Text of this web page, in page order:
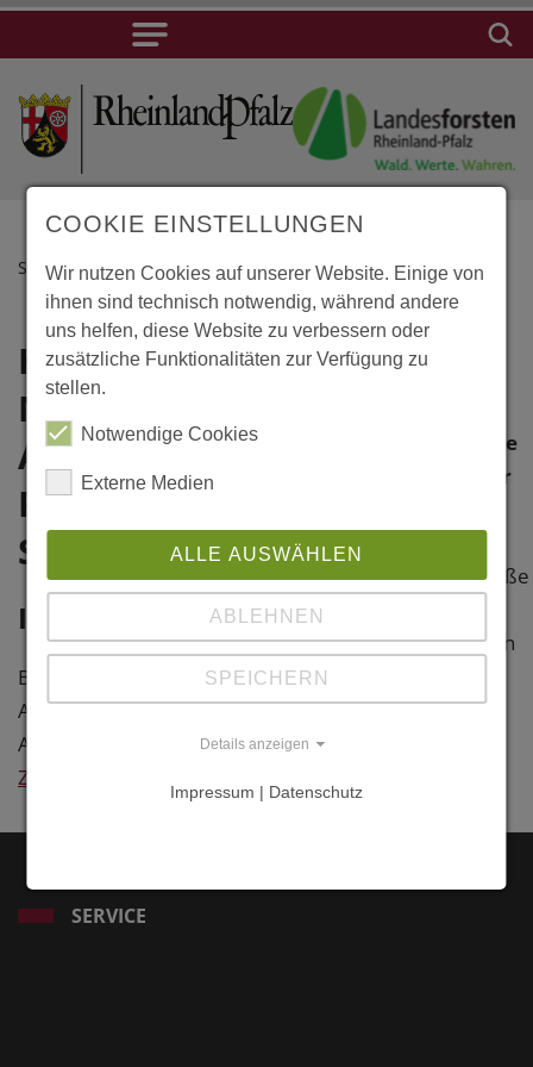
STARTSEITE
Hamburg,
Norddeutsche
Akademie für
Finanzen und
Steuerrecht
Information
Baujahr: 2028
Architekt: Dietrich Untertrifaller
Architekten, Bregenz
Zurück
Lage
Norddeutsche
Akademie für
Rennbahnstraße
Hamburg-Horn
Hansestadt
SERVICE
COOKIE EINSTELLUNGEN
Wir nutzen Cookies auf unserer Website. Einige von
ihnen sind technisch notwendig, während andere
uns helfen, diese Website zu verbessern oder
zusätzliche Funktionalitäten zur Verfügung zu
stellen.
Notwendige Cookies
Externe Medien
ALLE AUSWÄHLEN
ABLEHNEN
SPEICHERN
Details anzeigen
Impressum | Datenschutz